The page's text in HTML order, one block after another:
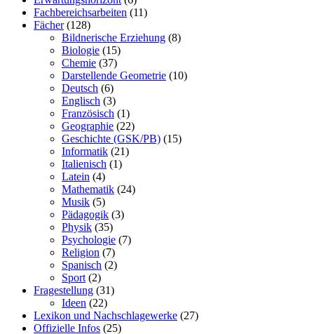
Fachbereichsarbeiten (11)
Fächer(128)
Bildnerische Erziehung (8)
Biologie (15)
Chemie (37)
Darstellende Geometrie (10)
Deutsch (6)
Englisch (3)
Französisch (1)
Geographie (22)
Geschichte (GSK/PB) (15)
Informatik (21)
Italienisch (1)
Latein (4)
Mathematik (24)
Musik (5)
Pädagogik (3)
Physik (35)
Psychologie (7)
Religion (7)
Spanisch (2)
Sport (2)
Fragestellung (31)
Ideen (22)
Lexikon und Nachschlagewerke (27)
Offizielle Infos (25)